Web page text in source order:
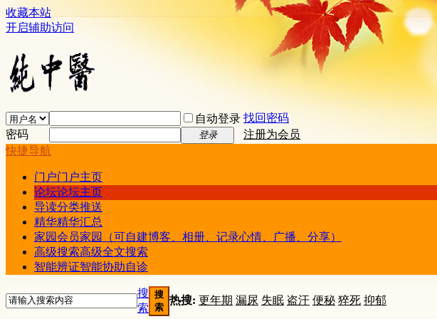
收藏本站
开启辅助访问
自动登录 找回密码
密码
登录
注册为会员
快捷导航
门户门户主页
论坛论坛主页
导读分类推送
精华精华汇总
家园会员家园（可自建博客、相册、记录心情、广播、分享）
高级搜索高级全文搜索
智能辨证智能协助自诊
搜
索
搜
索
热搜: 更年期 漏尿 失眠 盗汗 便秘 猝死 抑郁